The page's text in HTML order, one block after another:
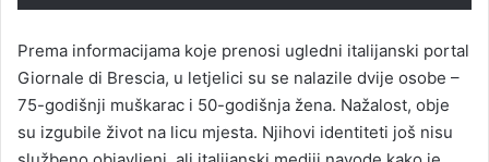
Prema informacijama koje prenosi ugledni italijanski portal
Giornale di Brescia, u letjelici su se nalazile dvije osobe –
75-godišnji muškarac i 50-godišnja žena. Nažalost, obje
su izgubile život na licu mjesta. Njihovi identiteti još nisu